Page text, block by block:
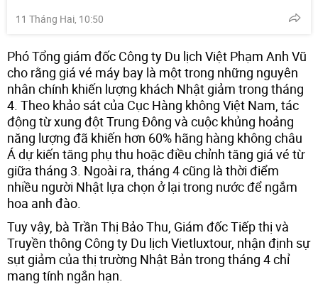
11 Tháng Hai, 10:50
Phó Tổng giám đốc Công ty Du lịch Việt Phạm Anh Vũ
cho rằng giá vé máy bay là một trong những nguyên
nhân chính khiến lượng khách Nhật giảm trong tháng
4. Theo khảo sát của Cục Hàng không Việt Nam, tác
động từ xung đột Trung Đông và cuộc khủng hoảng
năng lượng đã khiến hơn 60% hãng hàng không châu
Á dự kiến tăng phụ thu hoặc điều chỉnh tăng giá vé từ
giữa tháng 3. Ngoài ra, tháng 4 cũng là thời điểm
nhiều người Nhật lựa chọn ở lại trong nước để ngắm
hoa anh đào.
Tuy vậy, bà Trần Thị Bảo Thu, Giám đốc Tiếp thị và
Truyền thông Công ty Du lịch Vietluxtour, nhận định sự
sụt giảm của thị trường Nhật Bản trong tháng 4 chỉ
mang tính ngắn hạn.